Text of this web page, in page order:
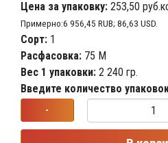
Цена за упаковку: 253,50
Примерно:6 956,45 RUB; 86,63 USD.
Сорт: 1
Расфасовка: 75 М
Вес 1 упаковки: 2 240 гр.
Введите количество
-